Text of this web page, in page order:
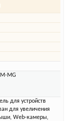
MG
для устройств
для увеличения
Web-камеры,